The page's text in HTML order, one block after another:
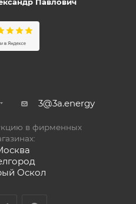
3@3a.energy
в фирменных
Оскол